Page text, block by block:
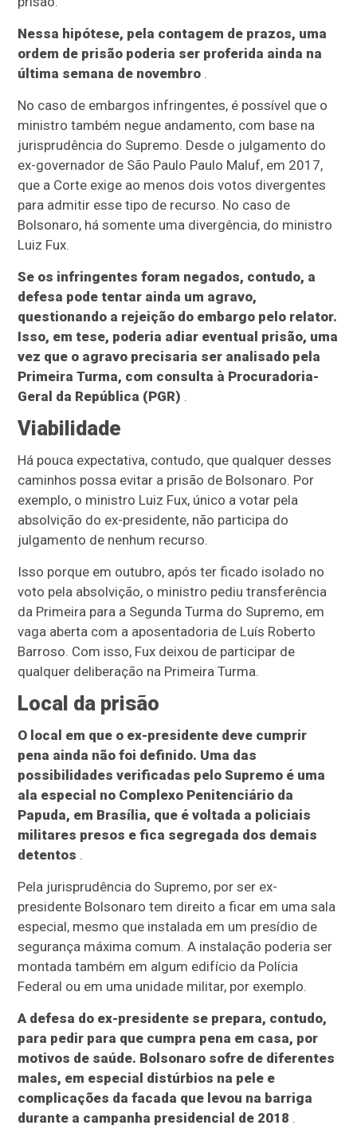
Nessa hipótese, pela contagem de prazos, uma
ordem de prisão poderia ser proferida ainda na
última semana de novembro .
No caso de embargos infringentes, é possível que o
ministro também negue andamento, com base na
jurisprudência do Supremo. Desde o julgamento do
ex-governador de São Paulo Paulo Maluf, em 2017,
que a Corte exige ao menos dois votos divergentes
para admitir esse tipo de recurso. No caso de
Bolsonaro, há somente uma divergência, do ministro
Luiz Fux.
Se os infringentes foram negados, contudo, a
defesa pode tentar ainda um agravo,
questionando a rejeição do embargo pelo relator.
Isso, em tese, poderia adiar eventual prisão, uma
vez que o agravo precisaria ser analisado pela
Primeira Turma, com consulta à Procuradoria-
Geral da República (PGR) .
Viabilidade
Há pouca expectativa, contudo, que qualquer desses
caminhos possa evitar a prisão de Bolsonaro. Por
exemplo, o ministro Luiz Fux, único a votar pela
absolvição do ex-presidente, não participa do
julgamento de nenhum recurso.
Isso porque em outubro, após ter ficado isolado no
voto pela absolvição, o ministro pediu transferência
da Primeira para a Segunda Turma do Supremo, em
vaga aberta com a aposentadoria de Luís Roberto
Barroso. Com isso, Fux deixou de participar de
qualquer deliberação na Primeira Turma.
Local da prisão
O local em que o ex-presidente deve cumprir
pena ainda não foi definido. Uma das
possibilidades verificadas pelo Supremo é uma
ala especial no Complexo Penitenciário da
Papuda, em Brasília, que é voltada a policiais
militares presos e fica segregada dos demais
detentos .
Pela jurisprudência do Supremo, por ser ex-
presidente Bolsonaro tem direito a ficar em uma sala
especial, mesmo que instalada em um presídio de
segurança máxima comum. A instalação poderia ser
montada também em algum edifício da Polícia
Federal ou em uma unidade militar, por exemplo.
A defesa do ex-presidente se prepara, contudo,
para pedir para que cumpra pena em casa, por
motivos de saúde. Bolsonaro sofre de diferentes
males, em especial distúrbios na pele e
complicações da facada que levou na barriga
durante a campanha presidencial de 2018 .